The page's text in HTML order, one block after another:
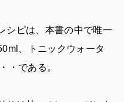
シピは、本書の中で唯一
、トニックウォータ
・である。